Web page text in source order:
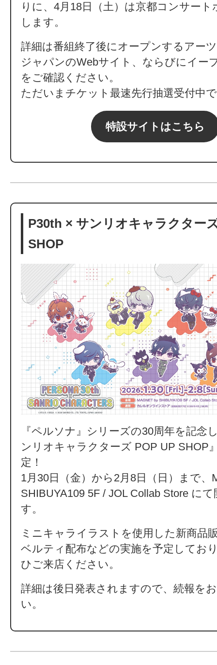
りに、4月18日（土）は京都コンサー
します。
詳細は番組終了後にオープンするアー
ジャパンのWebサイト、ならびにイー
をご確認ください。
ただいまチケット最速先行抽選受付中
特設サイトはこちら
P30th × サンリオキャラクター
SHOP
『ペルソナ』シリーズの30周年を記念
ンリオキャラクターズ POP UP SHOP
定！
1月30日（金）から2月8日（日）まで、
SHIBUYA109 5F / JOL Collab Store に
す。
ミニキャライラストを使用した新商品
ベルティ配布などの実施を予定してお
ひご来店ください。
詳細は後日発表されますので、続報を
い。